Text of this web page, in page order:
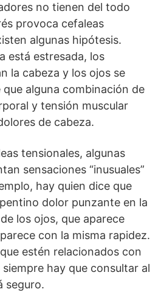
no tienen del todo
provoca cefaleas
algunas hipótesis.
está estresada, los
la cabeza y los ojos se
alguna combinación de
y tensión muscular
de cabeza.
tensionales, algunas
sensaciones “inusuales”
hay quien dice que
dolor punzante en la
los ojos, que aparece
con la misma rapidez.
estén relacionados con
hay que consultar al
seguro.